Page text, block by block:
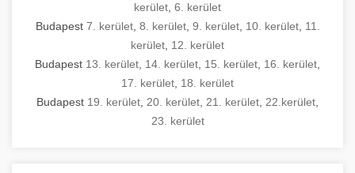
kerület 6. kerület
Budapest 7. kerület, 8. kerület, 9. kerület, 10. kerület, 11.
kerület 12. kerület
Budapest 13. kerület 14. kerület 15. kerület 16. kerület
17. kerület 18. kerület
Budapest 19. kerület 20. kerület 21. kerület 22.kerület
23. kerület